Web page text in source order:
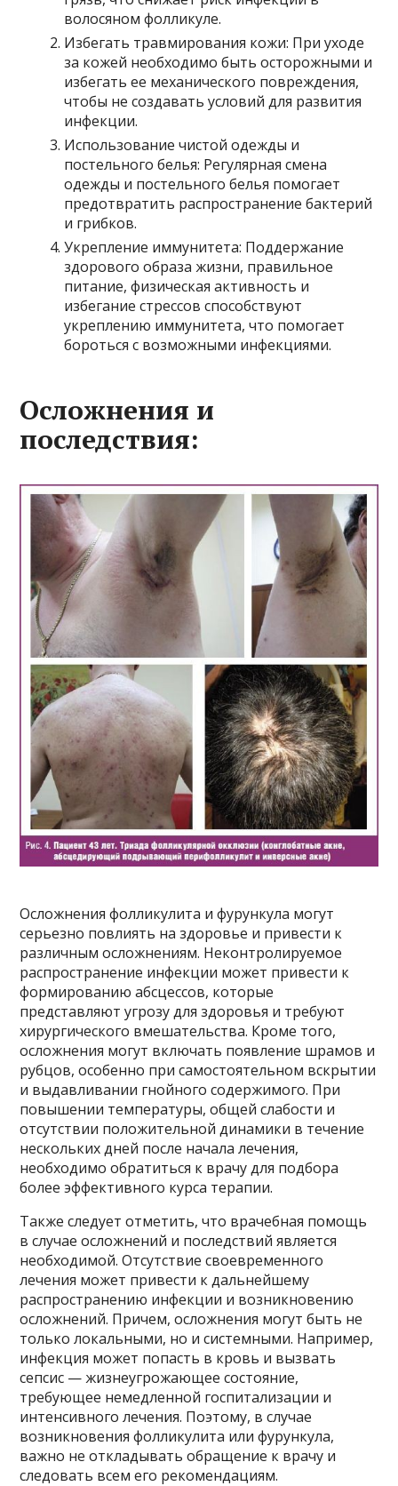
волосяном фолликуле.
Избегать травмирования кожи: При уходе
за кожей необходимо быть осторожными и
избегать ее механического повреждения,
чтобы не создавать условий для развития
инфекции.
Использование чистой одежды и
постельного белья: Регулярная смена
одежды и постельного белья помогает
предотвратить распространение бактерий
и грибков.
Укрепление иммунитета: Поддержание
здорового образа жизни, правильное
питание, физическая активность и
избегание стрессов способствуют
укреплению иммунитета, что помогает
бороться с возможными инфекциями.
Осложнения и
последствия:
Осложнения фолликулита и фурункула могут
серьезно повлиять на здоровье и привести к
различным осложнениям. Неконтролируемое
распространение инфекции может привести к
формированию абсцессов, которые
представляют угрозу для здоровья и требуют
хирургического вмешательства. Кроме того,
осложнения могут включать появление шрамов и
рубцов, особенно при самостоятельном вскрытии
и выдавливании гнойного содержимого. При
повышении температуры, общей слабости и
отсутствии положительной динамики в течение
нескольких дней после начала лечения,
необходимо обратиться к врачу для подбора
более эффективного курса терапии.
Также следует отметить, что врачебная помощь
в случае осложнений и последствий является
необходимой. Отсутствие своевременного
лечения может привести к дальнейшему
распространению инфекции и возникновению
осложнений. Причем, осложнения могут быть не
только локальными, но и системными. Например,
инфекция может попасть в кровь и вызвать
сепсис — жизнеугрожающее состояние,
требующее немедленной госпитализации и
интенсивного лечения. Поэтому, в случае
возникновения фолликулита или фурункула,
важно не откладывать обращение к врачу и
следовать всем его рекомендациям.